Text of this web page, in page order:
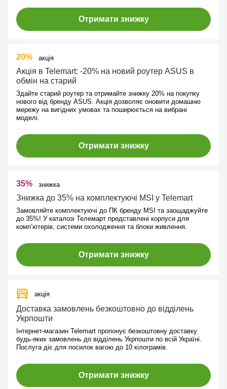
Отримати знижку
20% акція
Акція в Telemart: -20% на новий роутер ASUS в
обмін на старий
Здайте старий роутер та отримайте знижку 20% на покупку
нового від бренду ASUS. Акція дозволяє оновити домашню
мережу на вигідних умовах та поширюється на вибрані
моделі.
Отримати знижку
35% знижка
Знижка до 35% на комплектуючі MSI у Telemart
Замовляйте комплектуючі до ПК бренду MSI та заощаджуйте
до 35%! У каталозі Телемарт представлені корпуси для
комп’ютерів, системи охолодження та блоки живлення.
Отримати знижку
акція
Доставка замовлень безкоштовно до відділень
Укрпошти
Інтернет-магазин Telemart пропонує безкоштовну доставку
будь-яких замовлень до відділень Укрпошти по всій Україні.
Послуга діє для посилок вагою до 10 кілограмів.
Отримати знижку